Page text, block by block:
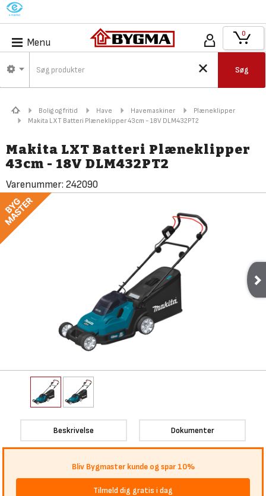
M
Menu
Søg
0
Bolig og fritid Have Havemaskiner
Plæneklipper
Makita LXT Batteri Plæneklipper 43cm - 18V DLM432PT2
Makita LXT Batteri Plæneklipper
43cm - 18V DLM432PT2
Varenummer: 242090
Beskrivelse Dokumenter
Bliv Bygmaster kunde og spar 10%
Tilmeld dig gratis i dag